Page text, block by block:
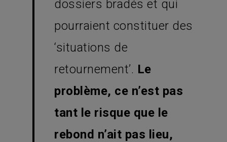
dossiers bradés et qui
pourraient constituer des
‘situations de
retournement’. Le
problème, ce n’est pas
tant le risque que le
rebond n’ait pas lieu,